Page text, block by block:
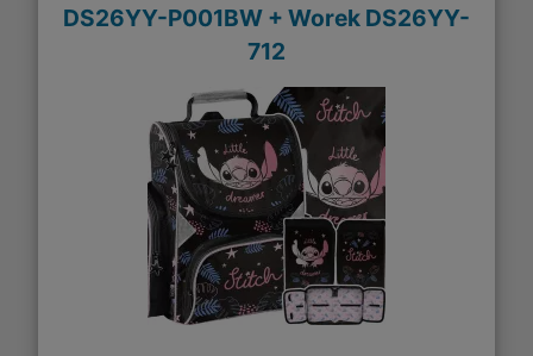
DS26YY-P001BW + Worek DS26YY-
712